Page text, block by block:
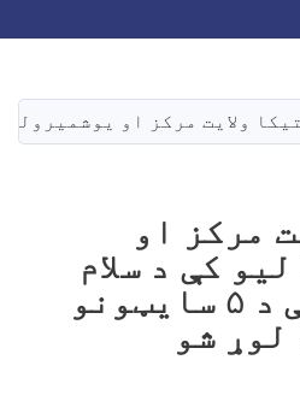
main
content
ولایت مرکز او یوشمیرولسوالیو کې د
مرکز او
کې د سلام
مخابرات شبکې د ۵ سایټونو